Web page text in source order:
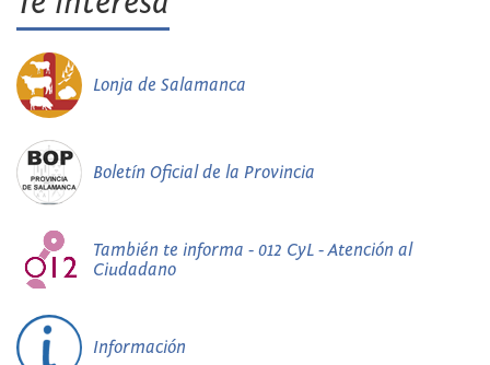
Lonja de Salamanca
Boletín Oficial de la Provincia
También te informa - 012 CyL - Atención al
Ciudadano
Información